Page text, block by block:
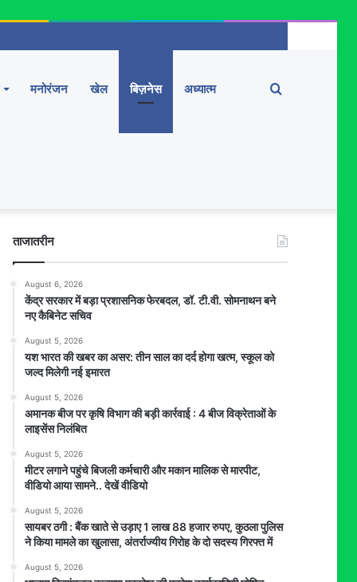
मनोरंजन खेल बिज़नेस अध्यात्म Search
ताजातरीन
August 6, 2026
केंद्र सरकार में बड़ा प्रशासनिक फेरबदल, डॉ. टी.वी. सोमनाथन बने
नए कैबिनेट सचिव
August 5, 2026
यश भारत की खबर का असर: तीन साल का दर्द होगा खत्म, स्कूल को
जल्द मिलेगी नई इमारत
August 5, 2026
अमानक बीज पर कृषि विभाग की बड़ी कार्रवाई : 4 बीज विक्रेताओं के
लाइसेंस निलंबित
August 5, 2026
मीटर लगाने पहुंचे बिजली कर्मचारी और मकान मालिक से मारपीट,
वीडियो आया सामने.. देखें वीडियो
August 5, 2026
सायबर ठगी : बैंक खाते से उड़ाए 1 लाख 88 हजार रुपए, कुठला पुलिस
ने किया मामले का खुलासा, अंतर्राज्यीय गिरोह के दो सदस्य गिरफ्त में
August 5, 2026